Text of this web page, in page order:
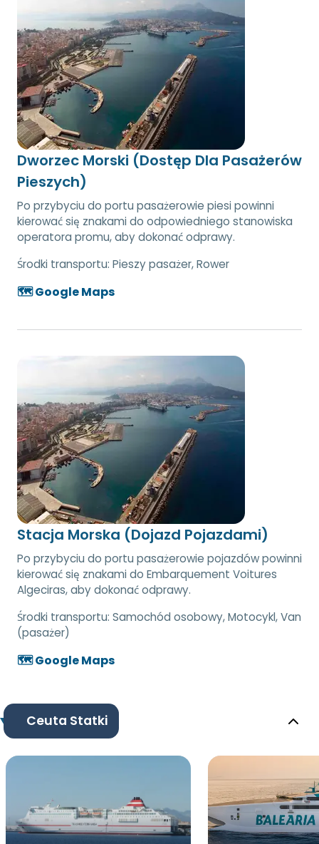
Dworzec Morski (Dostęp Dla Pasażerów
Pieszych)
Po przybyciu do portu pasażerowie piesi powinni
kierować się znakami do odpowiedniego stanowiska
operatora promu, aby dokonać odprawy.
Środki transportu: Pieszy pasażer, Rower
🗺️ Google Maps
Stacja Morska (Dojazd Pojazdami)
Po przybyciu do portu pasażerowie pojazdów powinni
kierować się znakami do Embarquement Voitures
Algeciras, aby dokonać odprawy.
Środki transportu: Samochód osobowy, Motocykl, Van
(pasażer)
🗺️ Google Maps
Ceuta Statki